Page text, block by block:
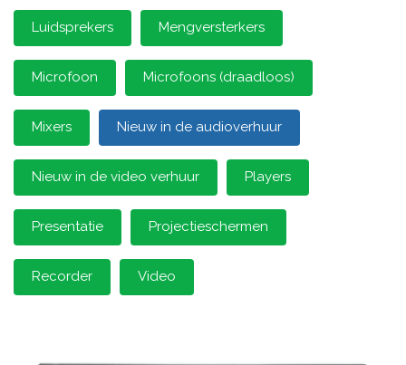
Luidsprekers Mengversterkers
Microfoon Microfoons (draadloos)
Mixers Nieuw in de audioverhuur
Nieuw in de video verhuur Players
Presentatie Projectieschermen
Recorder Video